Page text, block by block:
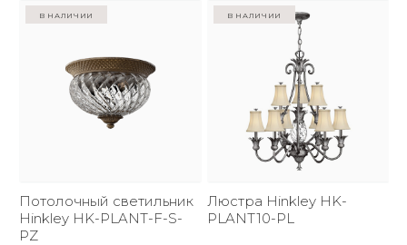
в наличии
Потолочный светильник
Hinkley HK-PLANT-F-S-
PZ
в наличии
Люстра Hinkley HK-
PLANT10-PL